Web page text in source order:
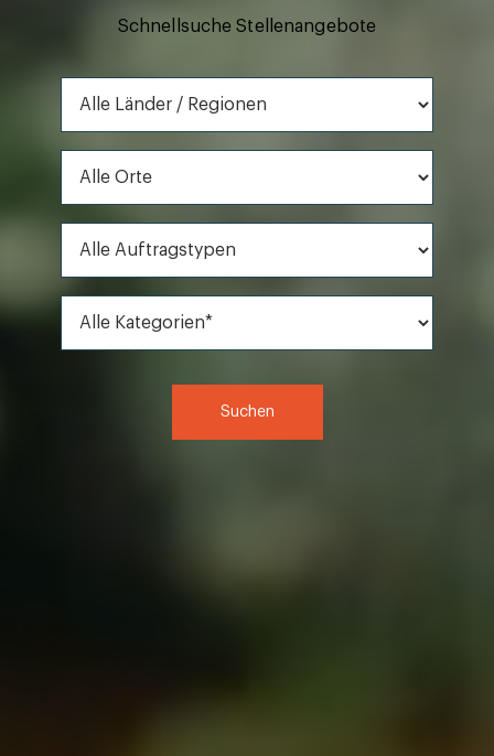
Schnellsuche Stellenangebote
Alle Länder / Regionen
Alle Kategorien*
Suchen